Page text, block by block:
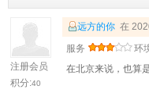
注册会员
积分:40
远方的你 在
服务
环
在北京来说，也算